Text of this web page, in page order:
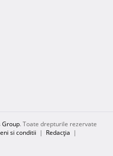
Group. Toate drepturile rezervate
si conditii | Redacţia |